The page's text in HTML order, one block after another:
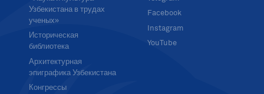
Узбекистана в трудах
ученых»
Историческая
библиотека
Архитектурная
эпиграфика Узбекистана
Конгрессы
Facebook
Instagram
YouTube